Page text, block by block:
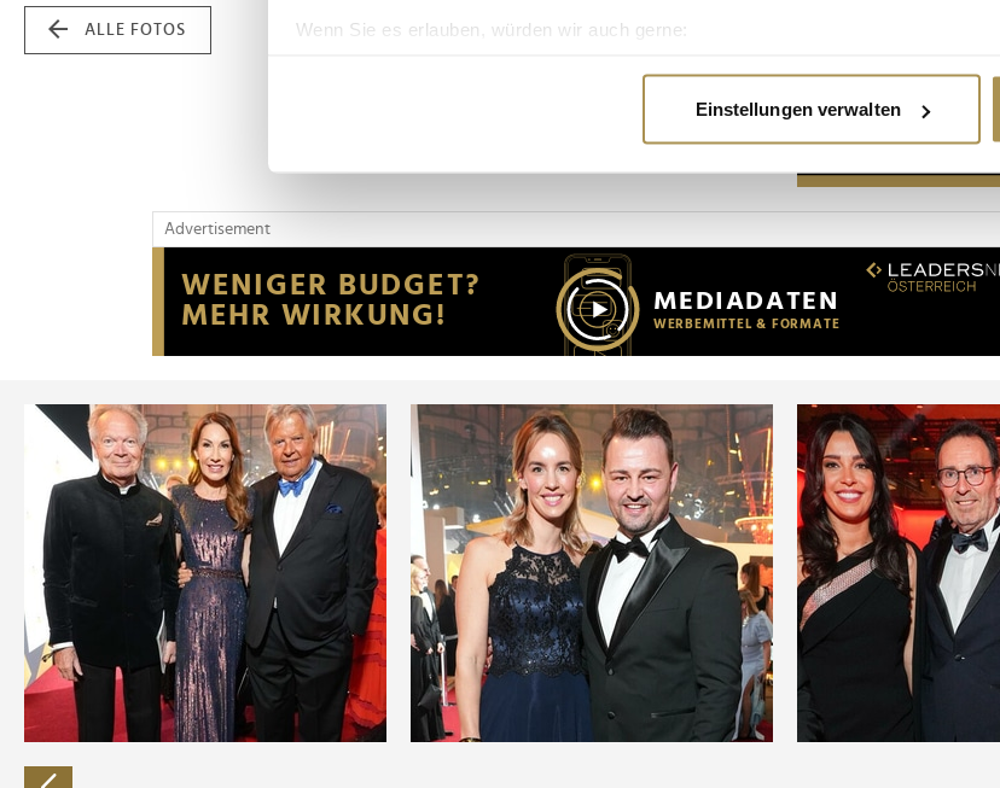
Wenn Sie es erlauben, würden wir auch gerne:
Erfahren Sie mehr darüber, wie Ihre persönlichen Daten verarbeitet werden, und
Wir verwenden Cookies, um Inhalte und Anzeigen zu personalisieren, Funktionen
Website an unsere Partner für soziale Medien, Werbung und Analysen weiter.
möglicherweise mit weiteren Daten zusammen, die Sie ihnen bereitgestellt haben
der Dienste gesammelt haben.
Einstellungen verwalten
ALLE FOTOS
Advertisement